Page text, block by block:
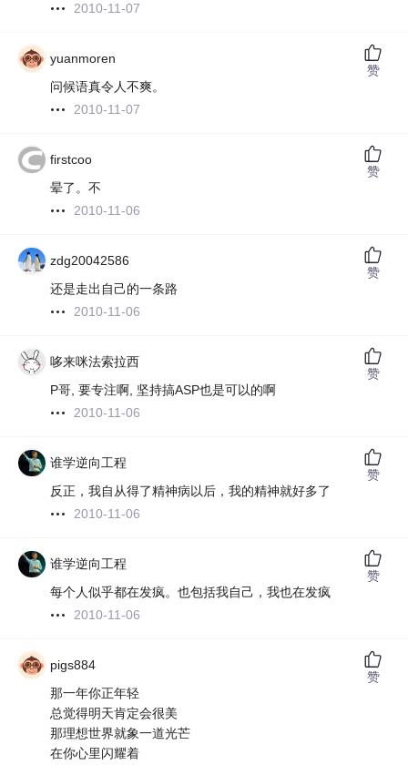
2010-11-07
yuanmoren
问候语真令人不爽。
2010-11-07
赞
firstcoo
晕了。不
2010-11-06
赞
zdg20042586
还是走出自己的一条路
2010-11-06
赞
哆来咪法索拉西
P哥, 要专注啊, 坚持搞ASP也是可以的啊
2010-11-06
赞
谁学逆向工程
反正，我自从得了精神病以后，我的精神就好多了
2010-11-06
赞
谁学逆向工程
每个人似乎都在发疯。也包括我自己，我也在发疯
2010-11-06
赞
pigs884
那一年你正年轻
总觉得明天肯定会很美
那理想世界就象一道光芒
在你心里闪耀着
赞